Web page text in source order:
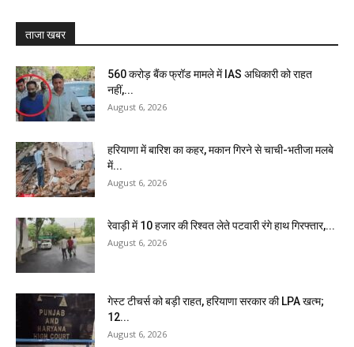
ताजा खबर
₹560 करोड़ बैंक फ्रॉड मामले में IAS अधिकारी को राहत
नहीं,...
August 6, 2026
हरियाणा में बारिश का कहर, मकान गिरने से चाची-भतीजा मलबे
में...
August 6, 2026
रेवाड़ी में 10 हजार की रिश्वत लेते पटवारी रंगे हाथ गिरफ्तार,...
August 6, 2026
गेस्ट टीचर्स को बड़ी राहत, हरियाणा सरकार की LPA खत्म;
12...
August 6, 2026